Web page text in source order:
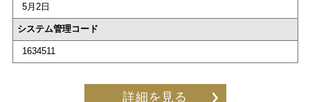
5月2日
システム管理コード
1634511
詳細を見る